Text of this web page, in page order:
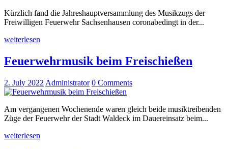
Kürzlich fand die Jahreshauptversammlung des Musikzugs der
Freiwilligen Feuerwehr Sachsenhausen coronabedingt in der...
weiterlesen
Feuerwehrmusik beim Freischießen
2. July 2022 Administrator 0 Comments
Am vergangenen Wochenende waren gleich beide musiktreibenden
Züge der Feuerwehr der Stadt Waldeck im Dauereinsatz beim...
weiterlesen